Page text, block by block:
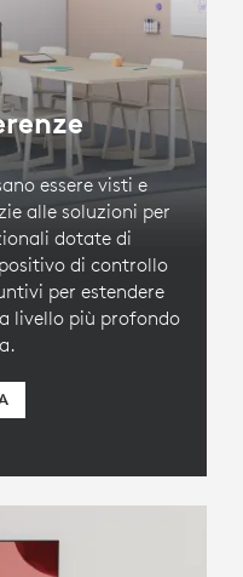
TAP IP
controllo touch per
connessione PoE
essere visti e
alle soluzioni per
dotate di
di controllo
per estendere
livello più profondo